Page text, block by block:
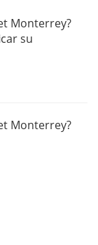
Monterrey?
su
Monterrey?